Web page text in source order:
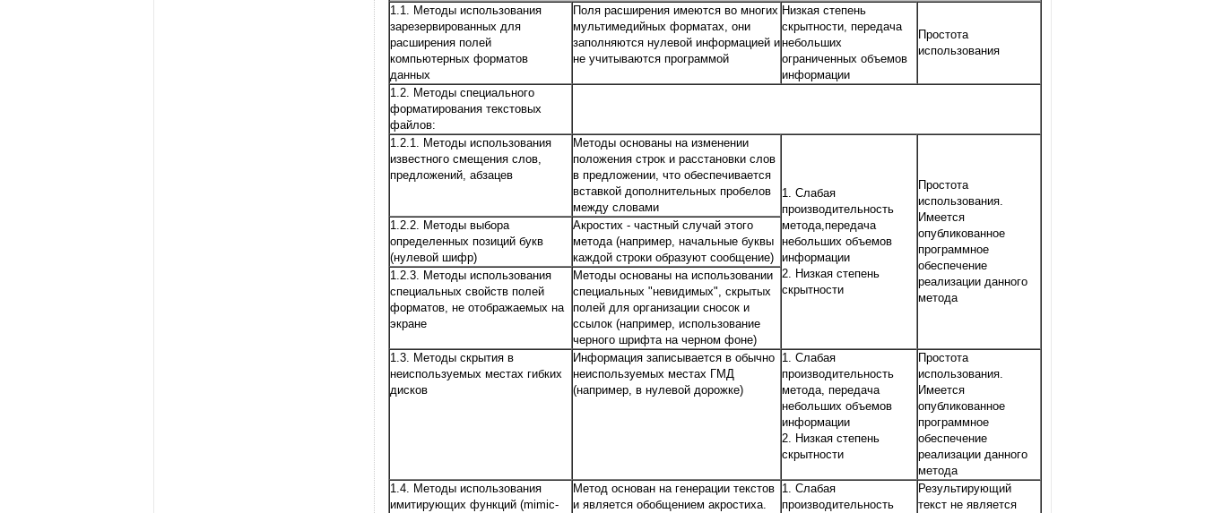
1.1. Методы использования
зарезервированных для
расширения полей
компьютерных форматов
данных
Поля расширения имеются во многих
мультимедийных форматах, они
заполняются нулевой информацией и
не учитываются программой
Низкая степень
скрытности, передача
небольших
ограниченных объемов
информации
Простота
использования
1.2. Методы специального
форматирования текстовых
файлов:
1.2.1. Методы использования
известного смещения слов,
предложений, абзацев
Методы основаны на изменении
положения строк и расстановки слов
в предложении, что обеспечивается
вставкой дополнительных пробелов
между словами
1. Слабая
производительность
метода,передача
небольших объемов
информации
2. Низкая степень
скрытности
Простота
использования.
Имеется
опубликованное
программное
обеспечение
реализации данного
метода
1.2.2. Методы выбора
определенных позиций букв
(нулевой шифр)
Акростих - частный случай этого
метода (например, начальные буквы
каждой строки образуют сообщение)
1.2.3. Методы использования
специальных свойств полей
форматов, не отображаемых на
экране
Методы основаны на использовании
специальных "невидимых", скрытых
полей для организации сносок и
ссылок (например, использование
черного шрифта на черном фоне)
1.3. Методы скрытия в
неиспользуемых местах гибких
дисков
Информация записывается в обычно
неиспользуемых местах ГМД
(например, в нулевой дорожке)
1. Слабая
производительность
метода, передача
небольших объемов
информации
2. Низкая степень
скрытности
Простота
использования.
Имеется
опубликованное
программное
обеспечение
реализации данного
метода
1.4. Методы использования
имитирующих функций (mimic-
Метод основан на генерации текстов
и является обобщением акростиха.
1. Слабая
производительность
Результирующий
текст не является